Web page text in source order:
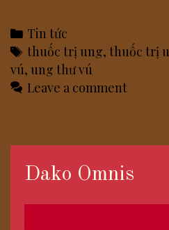
Categories
Tin tức
Tags
thuốc trị ung, thuốc trị
vú, ung thư vú
Leave a comment
Dako Omnis